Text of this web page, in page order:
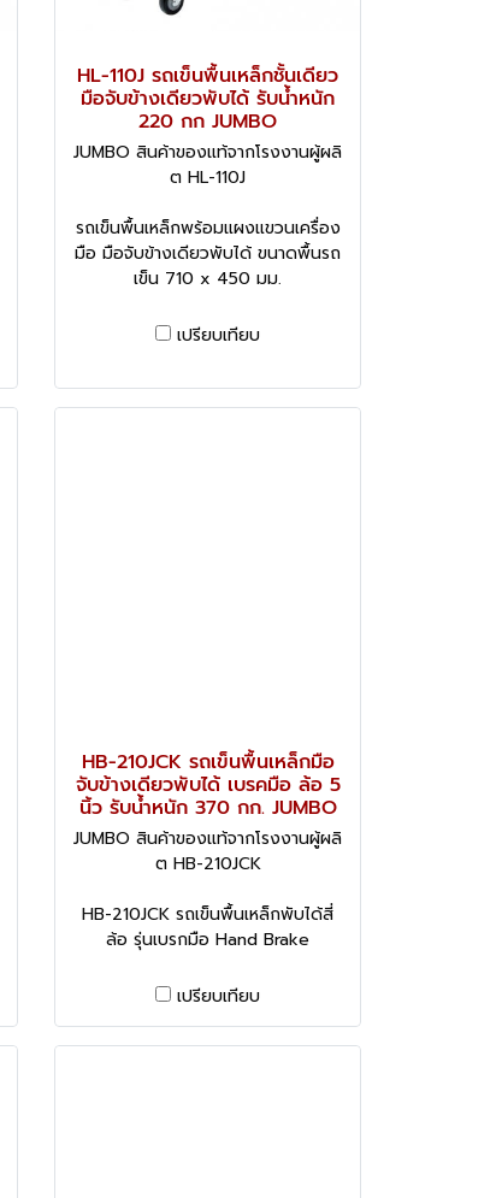
HL-110J รถเข็นพื้นเหล็กชั้นเดียว
มือจับข้างเดียวพับได้ รับน้ำหนัก
220 กก JUMBO
JUMBO สินค้าของแท้จากโรงงานผู้ผลิ
ต HL-110J
รถเข็นพื้นเหล็กพร้อมแผงแขวนเครื่อง
มือ มือจับข้างเดียวพับได้ ขนาดพื้นรถ
เข็น 710 x 450 มม.
เปรียบเทียบ
HB-210JCK รถเข็นพื้นเหล็กมือ
จับข้างเดียวพับได้ เบรคมือ ล้อ 5
นิ้ว รับน้ำหนัก 370 กก. JUMBO
JUMBO สินค้าของแท้จากโรงงานผู้ผลิ
ต HB-210JCK
HB-210JCK รถเข็นพื้นเหล็กพับได้สี่
ล้อ รุ่นเบรกมือ Hand Brake
เปรียบเทียบ